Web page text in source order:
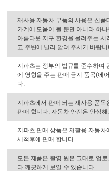
재사용 자동차 부품의 사용은 신품
가계에 도움이 될 뿐만 아니라 하
아름다운 지구 환경을 물려주는 시
고 주변에 널리 알려 주시기 바랍니
지파츠는 정부의 법규를 준수하며
에 영향을 주는 판매 금지 품목(에
다.
지파츠에서 판매 되는 재사용 품
판매 합니다. 자동차 안전은 안심
지파츠 판매 상품은 재활용 자동
세척후에 판매 합니다.
모든 제품은 촬영 원본 그대로 업
다 깨끗하게 보일 수 있습니다.